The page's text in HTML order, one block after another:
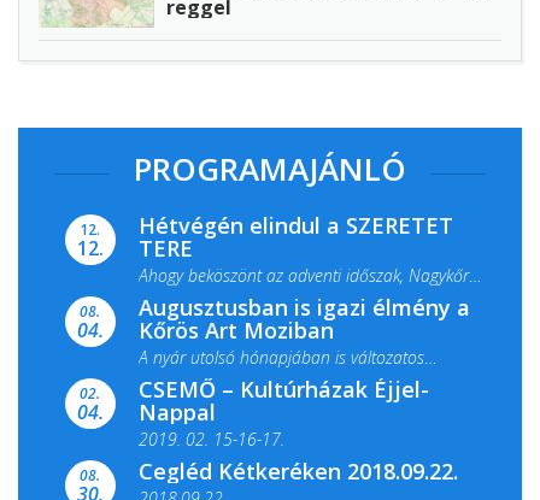
reggel
PROGRAMAJÁNLÓ
12.
12.
Hétvégén elindul a SZERETET
TERE
Ahogy beköszönt az adventi időszak, Nagykőrös
ismét megtelik ünnepi fénnyel és közös...
08.
04.
Augusztusban is igazi élmény a
Kőrös Art Moziban
A nyár utolsó hónapjában is változatos
filmkínálattal, családi...
02.
04.
CSEMŐ – Kultúrházak Éjjel-
Nappal
2019. 02. 15-16-17.
Színes és tartalmas programokkal várja a
08.
30.
Cegléd Kétkeréken 2018.09.22.